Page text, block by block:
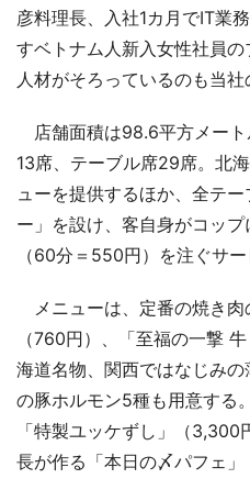
彦料理長、入社1カ月でIT業
すベトナム人新入女性社員
人材がそろっているのも当社
店舗面積は98.6平方メー
13席、テーブル席29席。北
ューを提供するほか、全テ
ー」を設け、客自身がコッ
（60分＝550円）を注ぐサー
メニューは、定番の焼き肉
（760円）、「至福の一撃
海道名物、関西ではなじみ
の豚ホルモン5種も用意する
「特製ユッケずし」（
長が作る「本日の〆パフェ」